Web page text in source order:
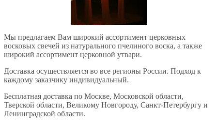
Мы предлагаем Вам широкий ассортимент церковных
восковых свечей из натурального пчелиного воска, а также
широкий ассортимент церковной утвари.
Доставка осуществляется во все регионы России. Подход к
каждому заказчику индивидуальный.
Бесплатная доставка по Москве, Московской области,
Тверской области, Великому Новгороду, Санкт-Петербургу и
Ленинградской области.